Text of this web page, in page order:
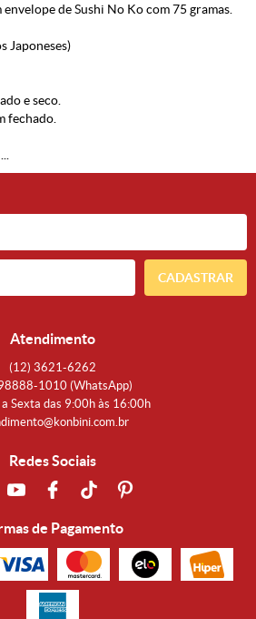
de Sushi No Ko com 75 gramas.
Japoneses)
e seco.
fechado.
CADASTRAR
Atendimento
(12) 3621-6262
1010 (WhatsApp)
a Sexta das 9:00h às 16:00h
Redes Sociais
de Pagamento